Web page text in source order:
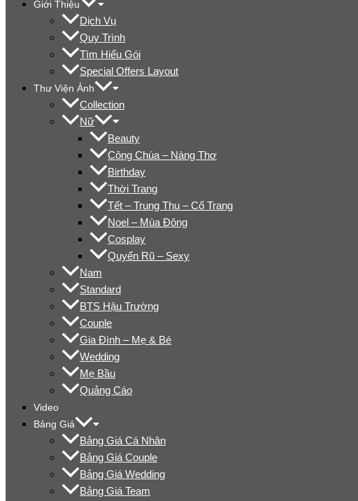
Giới Thiệu
Dịch Vụ
Quy Trình
Tìm Hiểu Gói
Special Offers Layout
Thư Viện Ảnh
Collection
Nữ
Beauty
Công Chúa – Nàng Thơ
Birthday
Thời Trang
Tết – Trung Thu – Cổ Trang
Noel – Mùa Đông
Cosplay
Quyến Rũ – Sexy
Nam
Standard
BTS Hậu Trường
Couple
Gia Đình – Mẹ & Bé
Wedding
Mẹ Bầu
Quảng Cáo
Video
Bảng Giá
Bảng Giá Cá Nhân
Bảng Giá Couple
Bảng Giá Wedding
Bảng Giá Team